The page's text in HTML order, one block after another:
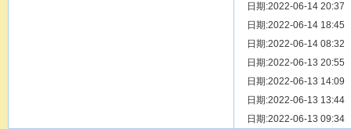
[ 族谱知识 ] 修族谱的用
日期:2022-06-14 20:37
[ 族谱知识 ] 一元等于多
日期:2022-06-14 18:45
[ 散文随笔 ] 写给远在天
日期:2022-06-14 08:32
[ 宗亲新闻 ] 关于“金鸡落
日期:2022-06-13 20:55
[ 庙堂宗祠 ] 洽礼祖祠
日期:2022-06-13 14:09
[ 庙堂宗祠 ] 京华胡氏二
日期:2022-06-13 13:44
[ 庙堂宗祠 ] 祖祠、家庙
日期:2022-06-13 09:34